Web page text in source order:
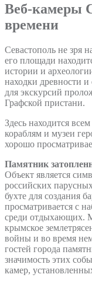
Веб-камеры
времени
Севастополь не зря
его площади
истории и
находки древности
для экскурсий
Графской пристани.
Здесь находится
кораблям и музеи
хорошо
Памятник
Объект является
российских
бухте для создания
просматривается с
среди отдыхающих.
крымское
войны и во время
гостей города
значимость этих
камер,